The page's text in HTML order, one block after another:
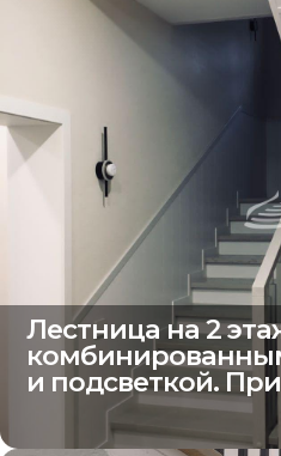
Лестница на 2
и подсветкой.